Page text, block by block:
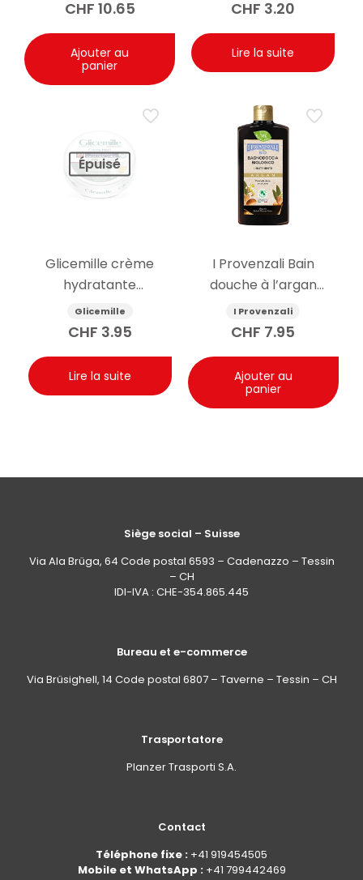
CHF 10.65
Ajouter au
panier
CHF 3.20
Lire la suite
Épuisé
Glicemille crème
hydratante
antibactérienne pour
les mains avec
Glicemille
CHF 3.95
Lire la suite
I Provenzali Bain
douche à l’argan
biologique 400ml
I Provenzali
CHF 7.95
Ajouter au
panier
Siège social – Suisse
Via Ala Brüga, 64 Code postal 6593 – Cadenazzo – Tessin
– CH
IDI-IVA : CHE-354.865.445
Bureau et e-commerce
Via Brüsighell, 14 Code postal 6807 – Taverne – Tessin – CH
Trasportatore
Planzer Trasporti S.A.
Contact
Téléphone fixe : +41 919454505
Mobile et WhatsApp : +41 799442469